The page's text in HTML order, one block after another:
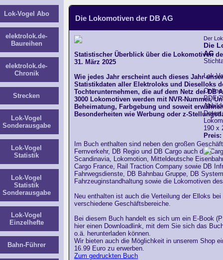
Die Lokomotiven der DB AG
Statistischer Überblick über die Lokomotiven
31. März 2025
Wie jedes Jahr erscheint auch dieses Jahr
Statistikdaten aller Elektroloks und Dieselloks
Tochterunternehmen, die auf dem Netz der DB
3000 Lokomotiven werden mit NVR-Nummer,
Beheimatung, Farbgebung und soweit
Besonderheiten wie Werbung oder z-
Im Buch enthalten sind neben den großen
Fernverkehr, DB Regio und DB Cargo auch die
Scandinavia, Lokomotion, Mitteldeutsche
Cargo France, Rail Traction Company sowie DB
Fahrwegsdienste, DB Bahnbau Gruppe, DB
Fahrzeuginstandhaltung sowie die Lokomotiven
Neu enthalten ist auch die Verteilung der Elloks
verschiedene Geschäftsbereiche.
Bei diesem Buch handelt es sich um ein E-Book
hier einen Downloadlink, mit dem Sie sich das
o.ä. herunterladen können.
Wir bieten auch die Möglichkeit in unserem Shop
16.99 Euro zu erwerben.
Zum gedruckten Buch
Der
Die
AG
Lok-
PDF
Daten
190 x
Lok-Vogel Abo
elektrolok.de-
Baureihen
elektrolok.de-
Chronik
Strecken
Lok-Vogel
Sonderausgabe
Lok-Vogel
Statistik
Lok-Vogel
Statistik
Sonderausgabe
Lok-Vogel
Einzelhefte
Bahn-Führer